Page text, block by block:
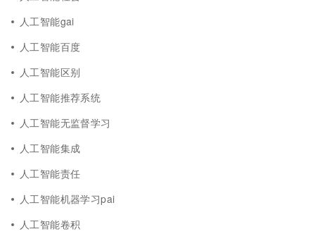
人工智能gai
人工智能百度
人工智能区别
人工智能推荐系统
人工智能无监督学习
人工智能集成
人工智能责任
人工智能机器学习pai
人工智能卷积